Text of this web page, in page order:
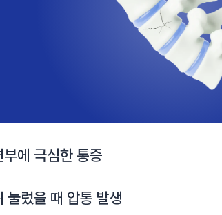
에 극심한 통증
눌렀을 때 압통 발생